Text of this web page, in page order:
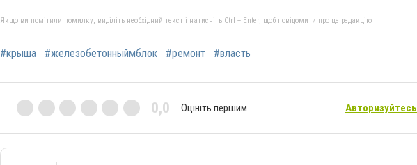
Якщо ви помітили помилку, виділіть необхідний текст і натисніть Ctrl + Enter, щоб повідомити про це редакцію
#крыша #железобетонныймблок #ремонт #власть
0,0 Оцініть першим Авторизуйтесь